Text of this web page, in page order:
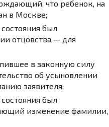
что ребенок, на
в Москве;
был
отцовства — для
в законную силу
об усыновлении
заявителя;
был
изменение фамилии,